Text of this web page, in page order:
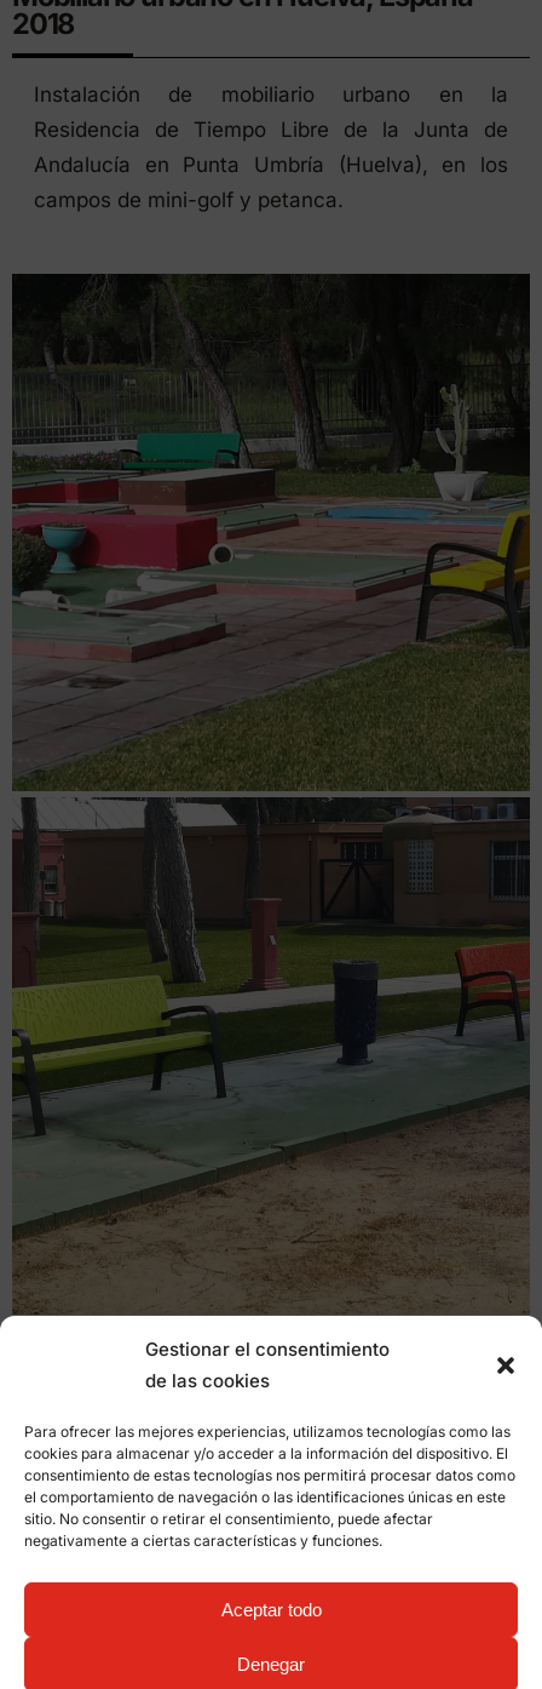
Gestionar el consentimiento
de las cookies
Para ofrecer las mejores experiencias, utilizamos tecnologías como las
cookies para almacenar y/o acceder a la información del dispositivo. El
consentimiento de estas tecnologías nos permitirá procesar datos como
el comportamiento de navegación o las identificaciones únicas en este
sitio. No consentir o retirar el consentimiento, puede afectar
negativamente a ciertas características y funciones.
Aceptar todo
Denegar
2018
Instalación de mobiliario urbano en la
Residencia de Tiempo Libre de la Junta de
Andalucía en Punta Umbría (Huelva), en los
campos de mini-golf y petanca.